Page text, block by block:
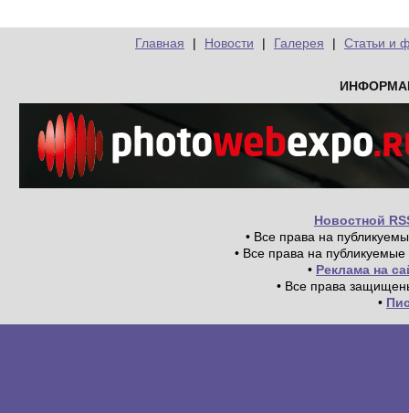
Главная | Новости | Галерея | Статьи и
Новостной
• Все права на
• Все права на
• Реклама на
• Все права
•